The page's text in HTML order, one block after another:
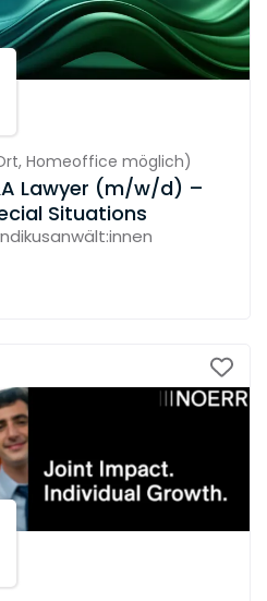
Homeoffice möglich)
Lawyer (m/w/d) –
Situations